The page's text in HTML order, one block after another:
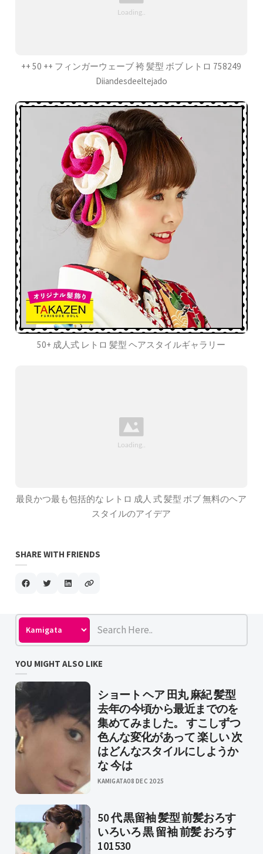
++ 50 ++ フィンガーウェーブ 袴 髪型 ボブ レトロ 758249
Diiandesdeeltejado
50+ 成人式 レトロ 髪型 ヘアスタイルギャラリー
最良かつ最も包括的な レトロ 成人 式 髪型 ボブ 無料のヘア
スタイルのアイデア
SHARE WITH FRIENDS
YOU MIGHT ALSO LIKE
ショート ヘア 田丸 麻紀 髪型
去年の今頃から最近までのを
集めてみました。 すこしずつ
色んな変化があって 楽しい 次
はどんなスタイルにしようか
な 今は
KAMIGATA08 DEC 2025
50 代 黒留袖 髪型 前髪おろす
いろいろ 黒 留袖 前髪 おろす
101530